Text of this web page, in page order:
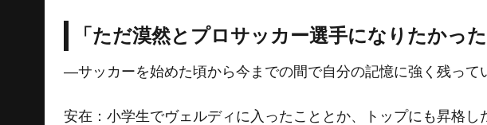
「ただ漠然とプロサッカー選手になりたかった
―サッカーを始めた頃から今までの間で自分の記憶に強く残って
安在：小学生でヴェルディに入ったこととか、トップにも昇格